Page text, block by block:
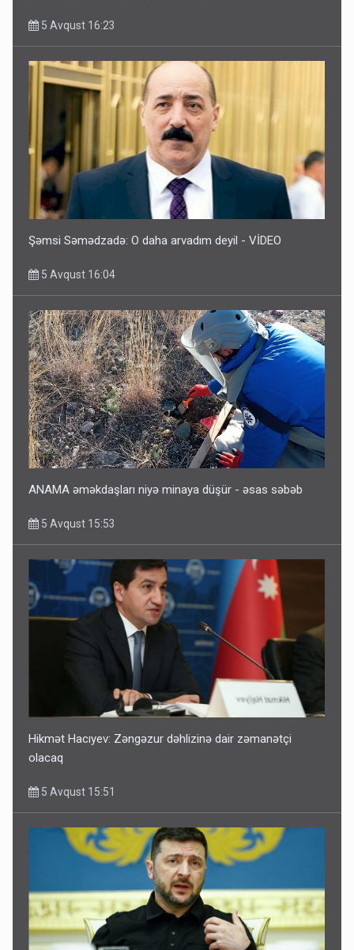
5 Avqust 16:23
Şəmsi Səmədzadə: O daha arvadım deyil - VİDEO
5 Avqust 16:04
ANAMA əməkdaşları niyə minaya düşür - əsas səbəb
5 Avqust 15:53
Hikmət Hacıyev: Zəngəzur dəhlizinə dair zəmanətçi
olacaq
5 Avqust 15:51